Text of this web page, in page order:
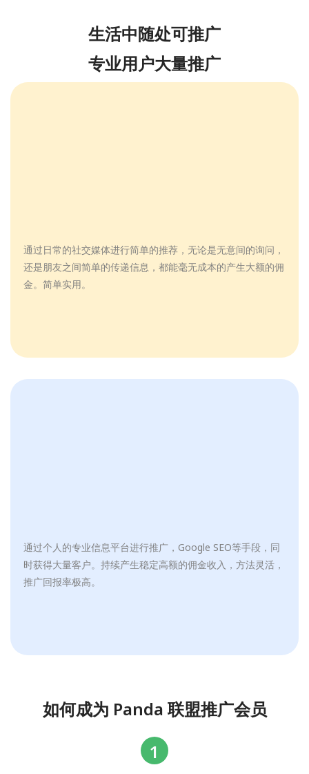
生活中随处可推广
专业用户大量推广
通过日常的社交媒体进行简单的推荐，无论是无意间的询问，
还是朋友之间简单的传递信息，都能毫无成本的产生大额的佣
金。简单实用。
通过个人的专业信息平台进行推广，Google SEO等手段，同
时获得大量客户。持续产生稳定高额的佣金收入，方法灵活，
推广回报率极高。
如何成为 Panda 联盟推广会员